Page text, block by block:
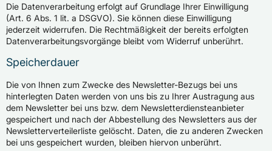
Die Datenverarbeitung erfolgt auf Grundlage Ihrer Einwilligung
(Art. 6 Abs. 1 lit. a DSGVO). Sie können diese Einwilligung
jederzeit widerrufen. Die Rechtmäßigkeit der bereits erfolgten
Datenverarbeitungsvorgänge bleibt vom Widerruf unberührt.
Speicherdauer
Die von Ihnen zum Zwecke des Newsletter-Bezugs bei uns
hinterlegten Daten werden von uns bis zu Ihrer Austragung aus
dem Newsletter bei uns bzw. dem Newsletterdiensteanbieter
gespeichert und nach der Abbestellung des Newsletters aus der
Newsletterverteilerliste gelöscht. Daten, die zu anderen Zwecken
bei uns gespeichert wurden, bleiben hiervon unberührt.